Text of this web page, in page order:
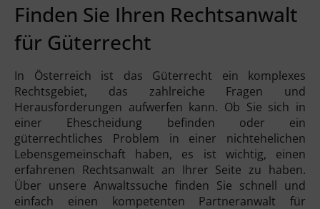
Finden Sie Ihren Rechtsanwalt
für Güterrecht
In Österreich ist das Güterrecht ein komplexes
Rechtsgebiet, das zahlreiche Fragen und
Herausforderungen aufwerfen kann. Ob Sie sich in
einer Ehescheidung befinden oder ein
güterrechtliches Problem in einer nichtehelichen
Lebensgemeinschaft haben, es ist wichtig, einen
erfahrenen Rechtsanwalt an Ihrer Seite zu haben.
Über unsere Anwaltssuche finden Sie schnell und
einfach einen kompetenten Partneranwalt für